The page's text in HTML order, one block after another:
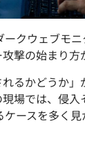
クウェブモ
撃の始まり方
るかどうか」
場では、侵入
ースを多く見